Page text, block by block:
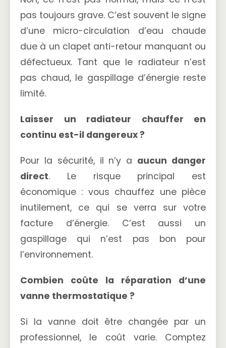
pas toujours grave. C’est souvent le signe
d’une micro-circulation d’eau chaude
due à un clapet anti-retour manquant ou
défectueux. Tant que le radiateur n’est
pas chaud, le gaspillage d’énergie reste
limité.
Laisser un radiateur chauffer en
continu est-il dangereux ?
Pour la sécurité, il n’y a aucun danger
direct. Le risque principal est
économique : vous chauffez une pièce
inutilement, ce qui se verra sur votre
facture d’énergie. C’est aussi un
gaspillage qui n’est pas bon pour
l’environnement.
Combien coûte la réparation d’une
vanne thermostatique ?
Si la vanne doit être changée par un
professionnel, le coût varie. Comptez